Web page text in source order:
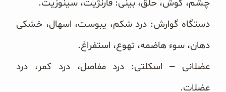
چشم، گوش، حلق، بینی: فارنژیت، سینوزیت.
دستگاه گوارش: درد شکم، یبوست، اسهال، خشکی
دهان، سوء هاضمه، تهوع، استفراغ.
عضلانی – اسکلتی: درد مفاصل، درد کمر، درد
عضلات.